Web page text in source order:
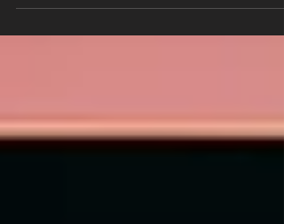
encore l'ancienne version de l'Éditeur Wix,